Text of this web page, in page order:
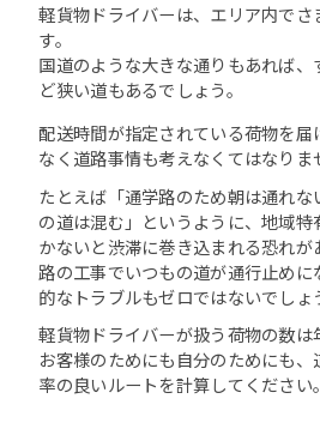
軽貨物ドライバーは、エリア内でさ
す。
国道のような大きな通りもあれば
ど狭い道もあるでしょう。
配送時間が指定されている荷物を
なく道路事情も考えなくてはなりま
たとえば「通学路のため朝は通れ
の道は混む」というように、地域
かないと渋滞に巻き込まれる恐れ
路の工事でいつもの道が通行止め
的なトラブルもゼロではないでしょ
軽貨物ドライバーが扱う荷物の数は
お客様のためにも自分のためにも
率の良いルートを計算してください。